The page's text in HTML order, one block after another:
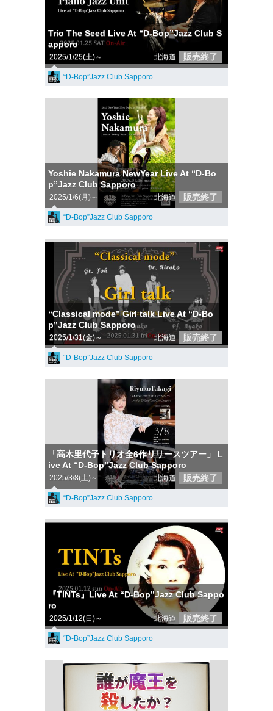
Trio The Seed Live At “D-Bop”Jazz Club S
apporo
2025/1/25(土)～ 北海道 販売終了
“D-Bop”Jazz Club Sapporo
Yoshie Nakamura NewYear Live At “D-Bo
p”Jazz Club Sapporo
2025/1/6(月)～ 北海道 販売終了
“D-Bop”Jazz Club Sapporo
“Classical mode” Girl talk Live At “D-Bo
p”Jazz Club Sapporo
2025/1/31(金)～ 北海道 販売終了
“D-Bop”Jazz Club Sapporo
「高木里代子トリオ全6作リリースツアー」 L
ive At “D-Bop”Jazz Club Sapporo
2025/3/8(土)～ 北海道 販売終了
“D-Bop”Jazz Club Sapporo
『TINTs』Live At “D-Bop”Jazz Club Sappo
ro
2025/1/12(日)～ 北海道 販売終了
“D-Bop”Jazz Club Sapporo